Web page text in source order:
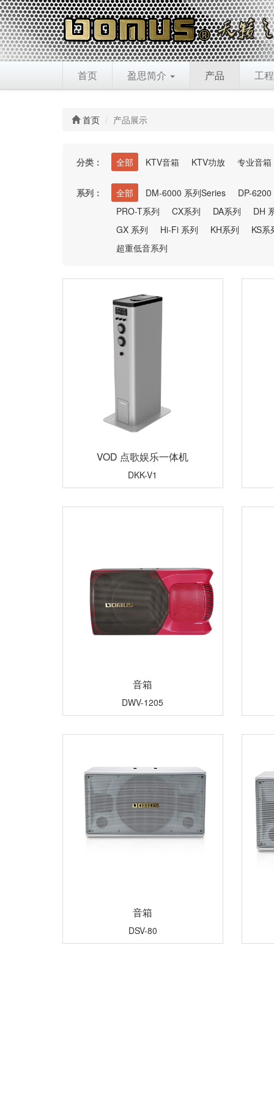
首页 盈思简介 产品 工
首页 产品展示
分类： 全部 KTV音箱 KTV功放 专业音箱
系列： 全部 DM-6000 系列Series
DP-
PRO-T系列
CX系列 DA系列
DH
GX 系列
Hi-Fi 系列 KH系列
KS系
超重低音系列
VOD 点歌娱乐一体机
DKK-V1
音箱
DWV-1205
音箱
DSV-80